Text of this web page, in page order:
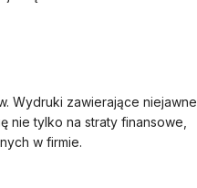
Wydruki zawierające niejawne
nie tylko na straty finansowe,
w firmie.